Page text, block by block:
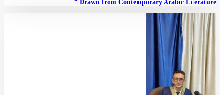
Drawn from Contemporary Arabic Literature “